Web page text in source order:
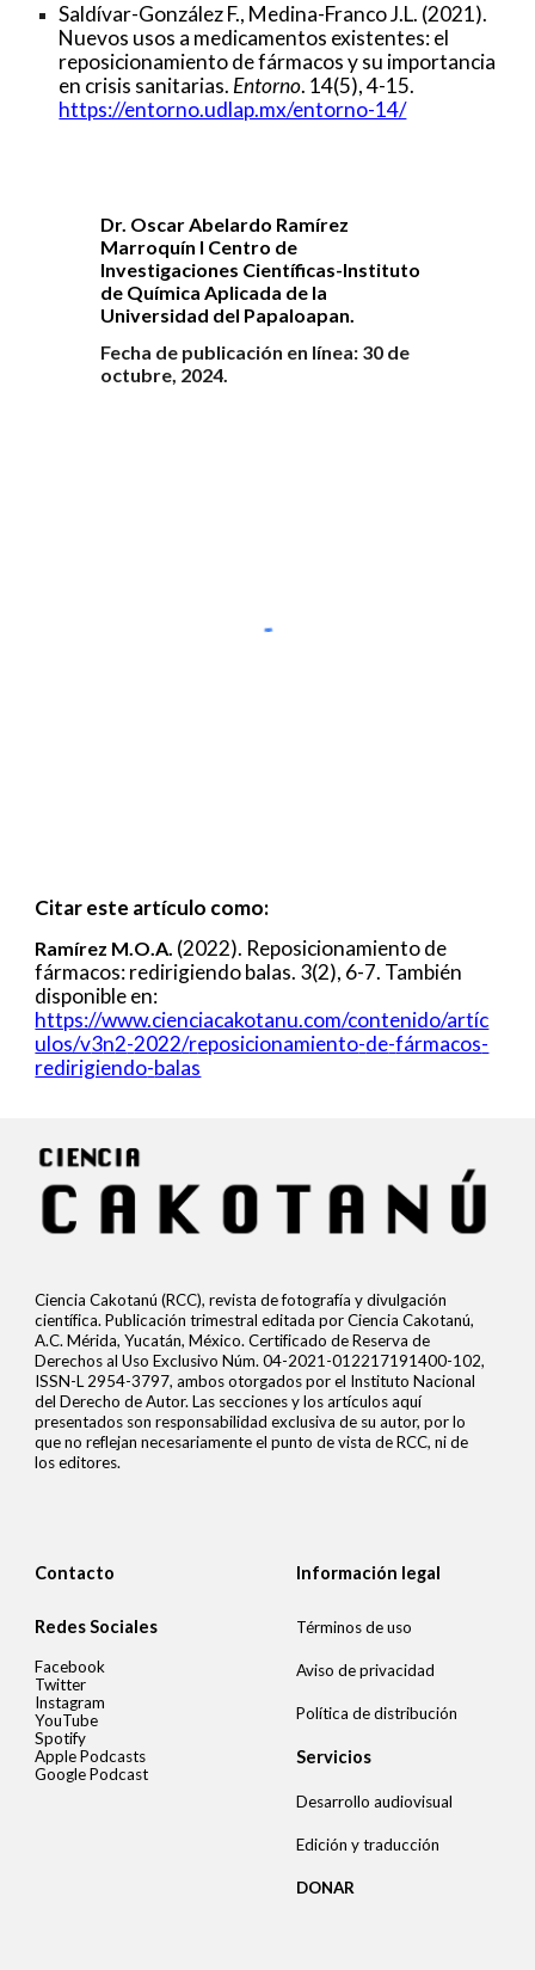
Saldívar-González F., Medina-Franco J.L. (2021).
Nuevos usos a medicamentos existentes: el
reposicionamiento de fármacos y su importancia
en crisis sanitarias.Entorno. 14(5), 4-15.
https://entorno.udlap.mx/entorno-14/
Dr. Oscar Abelardo Ramírez
Marroquín I Centro de
Investigaciones Científicas-Instituto
de Química Aplicada de la
Universidad del Papaloapan.
Fecha de publicación en línea: 30 de
octubre, 2024.
Citar este artículo como:
Ramírez M.O.A. (2022). Reposicionamiento de
fármacos: redirigiendo balas. 3(2), 6-7. También
disponible en:
https://www.cienciacakotanu.com/contenido/artíc
ulos/v3n2-2022/reposicionamiento-de-fármacos-
redirigiendo-balas
Ciencia Cakotanú (RCC), revista de fotografía y divulgación
científica. Publicación trimestral editada por Ciencia Cakotanú,
A.C. Mérida, Yucatán, México. Certificado de Reserva de
Derechos al Uso Exclusivo Núm. 04-2021-012217191400-102,
ISSN-L 2954-3797, ambos otorgados por el Instituto Nacional
del Derecho de Autor. Las secciones y los artículos aquí
presentados son responsabilidad exclusiva de su autor, por lo
que no reflejan necesariamente el punto de vista de RCC, ni de
los editores.
Contacto
Redes Sociales
Facebook
Twitter
Instagram
YouTube
Spotify
Apple Podcasts
Google Podcast
Información legal
Términos de uso
Aviso de privacidad
Política de distribución
Servicios
Desarrollo audiovisual
Edición y traducción
DONAR